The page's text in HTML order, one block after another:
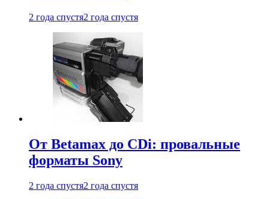
2 года спустя2 года спустя
От Betamax до CDi: провальные
форматы Sony
2 года спустя2 года спустя